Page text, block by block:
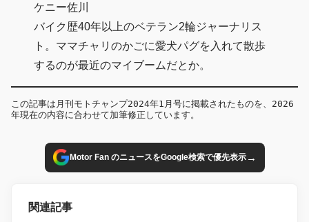
ケニー佐川
バイク歴40年以上のベテラン2輪ジャーナリス
ト。ママチャリのかごに愛犬パグを入れて散歩
するのが最近のマイブームだとか。
この記事は月刊モトチャンプ2024年1月号に掲載されたものを、2026
年現在の内容に合わせて加筆修正しています。
Motor Fan のニュースをGoogle検索で優先表示→
関連記事